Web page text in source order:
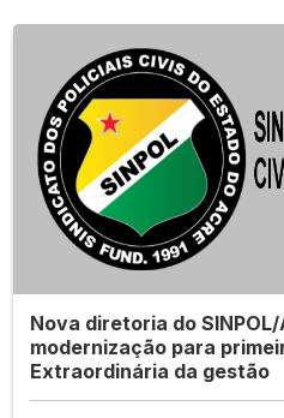
Nova diretoria do
modernização para
Extraordinária da gestão